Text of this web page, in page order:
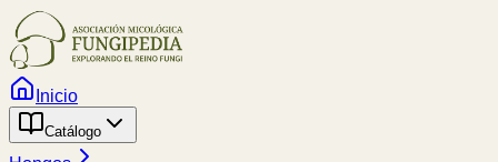
Inicio
Catálogo